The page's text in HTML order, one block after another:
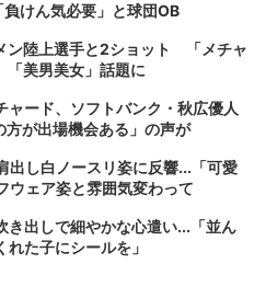
けん気必要」と球団OB
ン陸上選手と2ショット 「メチャ
「美男美女」話題に
ャード、ソフトバンク・秋広優人
が出場機会ある」の声が
出し白ノースリ姿に反響...「可愛
ェア姿と雰囲気変わって
き出しで細やかな心遣い...「並ん
た子にシールを」